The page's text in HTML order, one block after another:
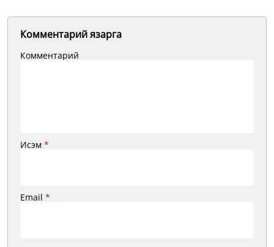
Комментарий язарга
Комментарий
Исэм *
Email *